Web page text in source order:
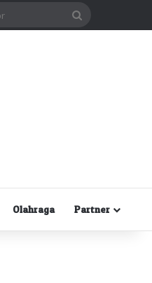
Olahraga Partner